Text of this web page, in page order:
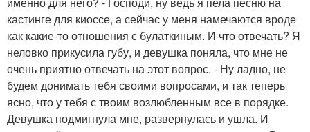
кастинге для киоссе, а сейчас у меня намечаются вроде
как какие-то отношения с булаткиным. И что отвечать? Я
неловко прикусила губу, и девушка поняла, что мне не
очень приятно отвечать на этот вопрос. - Ну ладно, не
будем донимать тебя своими вопросами, и так теперь
ясно, что у тебя с твоим возлюбленным все в порядке.
Девушка подмигнула мне, развернулась и ушла. И